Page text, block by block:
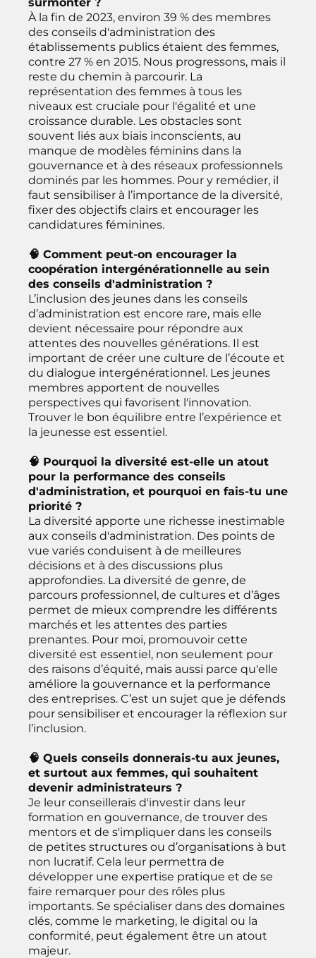
À la fin de 2023, environ 39 % des membres
des conseils d'administration des
établissements publics étaient des femmes,
contre 27 % en 2015. Nous progressons, mais il
reste du chemin à parcourir. La
représentation des femmes à tous les
niveaux est cruciale pour l'égalité et une
croissance durable. Les obstacles sont
souvent liés aux biais inconscients, au
manque de modèles féminins dans la
gouvernance et à des réseaux professionnels
dominés par les hommes. Pour y remédier, il
faut sensibiliser à l’importance de la diversité,
fixer des objectifs clairs et encourager les
candidatures féminines.
🧠 Comment peut-on encourager la
coopération intergénérationnelle au sein
des conseils d'administration ?
L’inclusion des jeunes dans les conseils
d’administration est encore rare, mais elle
devient nécessaire pour répondre aux
attentes des nouvelles générations. Il est
important de créer une culture de l’écoute et
du dialogue intergénérationnel. Les jeunes
membres apportent de nouvelles
perspectives qui favorisent l'innovation.
Trouver le bon équilibre entre l’expérience et
la jeunesse est essentiel.
🧠 Pourquoi la diversité est-elle un atout
pour la performance des conseils
d'administration, et pourquoi en fais-tu une
priorité ?
La diversité apporte une richesse inestimable
aux conseils d'administration. Des points de
vue variés conduisent à de meilleures
décisions et à des discussions plus
approfondies. La diversité de genre, de
parcours professionnel, de cultures et d’âges
permet de mieux comprendre les différents
marchés et les attentes des parties
prenantes. Pour moi, promouvoir cette
diversité est essentiel, non seulement pour
des raisons d’équité, mais aussi parce qu'elle
améliore la gouvernance et la performance
des entreprises. C’est un sujet que je défends
pour sensibiliser et encourager la réflexion sur
l’inclusion.
🧠 Quels conseils donnerais-tu aux jeunes,
et surtout aux femmes, qui souhaitent
devenir administrateurs ?
Je leur conseillerais d'investir dans leur
formation en gouvernance, de trouver des
mentors et de s'impliquer dans les conseils
de petites structures ou d’organisations à but
non lucratif. Cela leur permettra de
développer une expertise pratique et de se
faire remarquer pour des rôles plus
importants. Se spécialiser dans des domaines
clés, comme le marketing, le digital ou la
conformité, peut également être un atout
majeur.